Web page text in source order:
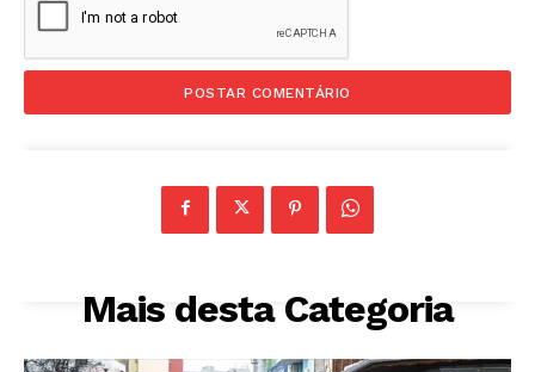
Mais desta Categoria